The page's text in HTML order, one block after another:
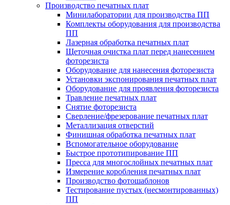
Производство печатных плат
Минилаборатории для производства ПП
Комплекты оборудования для производства
ПП
Лазерная обработка печатных плат
Щеточная очистка плат перед нанесением
фоторезиста
Оборудование для нанесения фоторезиста
Установки экспонирования печатных плат
Оборудование для проявления фоторезиста
Травление печатных плат
Снятие фоторезиста
Сверление/фрезерование печатных плат
Металлизация отверстий
Финишная обработка печатных плат
Вспомогательное оборудование
Быстрое прототипирование ПП
Пресса для многослойных печатных плат
Измерение коробления печатных плат
Производство фотошаблонов
Тестирование пустых (несмонтированных)
ПП